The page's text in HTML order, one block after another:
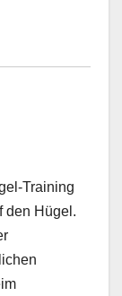
Training
den Hügel.